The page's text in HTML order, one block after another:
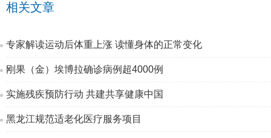
相关文章
专家解读运动后体重上涨 读懂身体的正常变化
刚果（金）埃博拉确诊病例超4000例
实施残疾预防行动 共建共享健康中国
黑龙江规范适老化医疗服务项目